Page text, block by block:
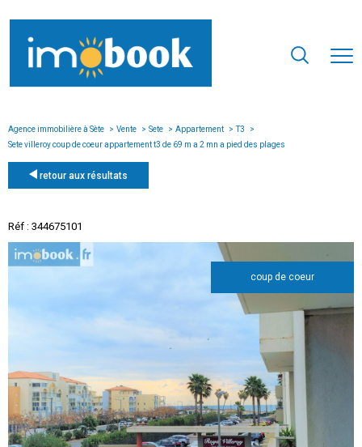
Agence immobilière à Sète Vente Sete Appartement
T3
Sete villeroy coup de coeur appartement t3 de 69 m a 2 mn a pied des plages
retour aux résultats
Réf : 344675101
coup de coeur